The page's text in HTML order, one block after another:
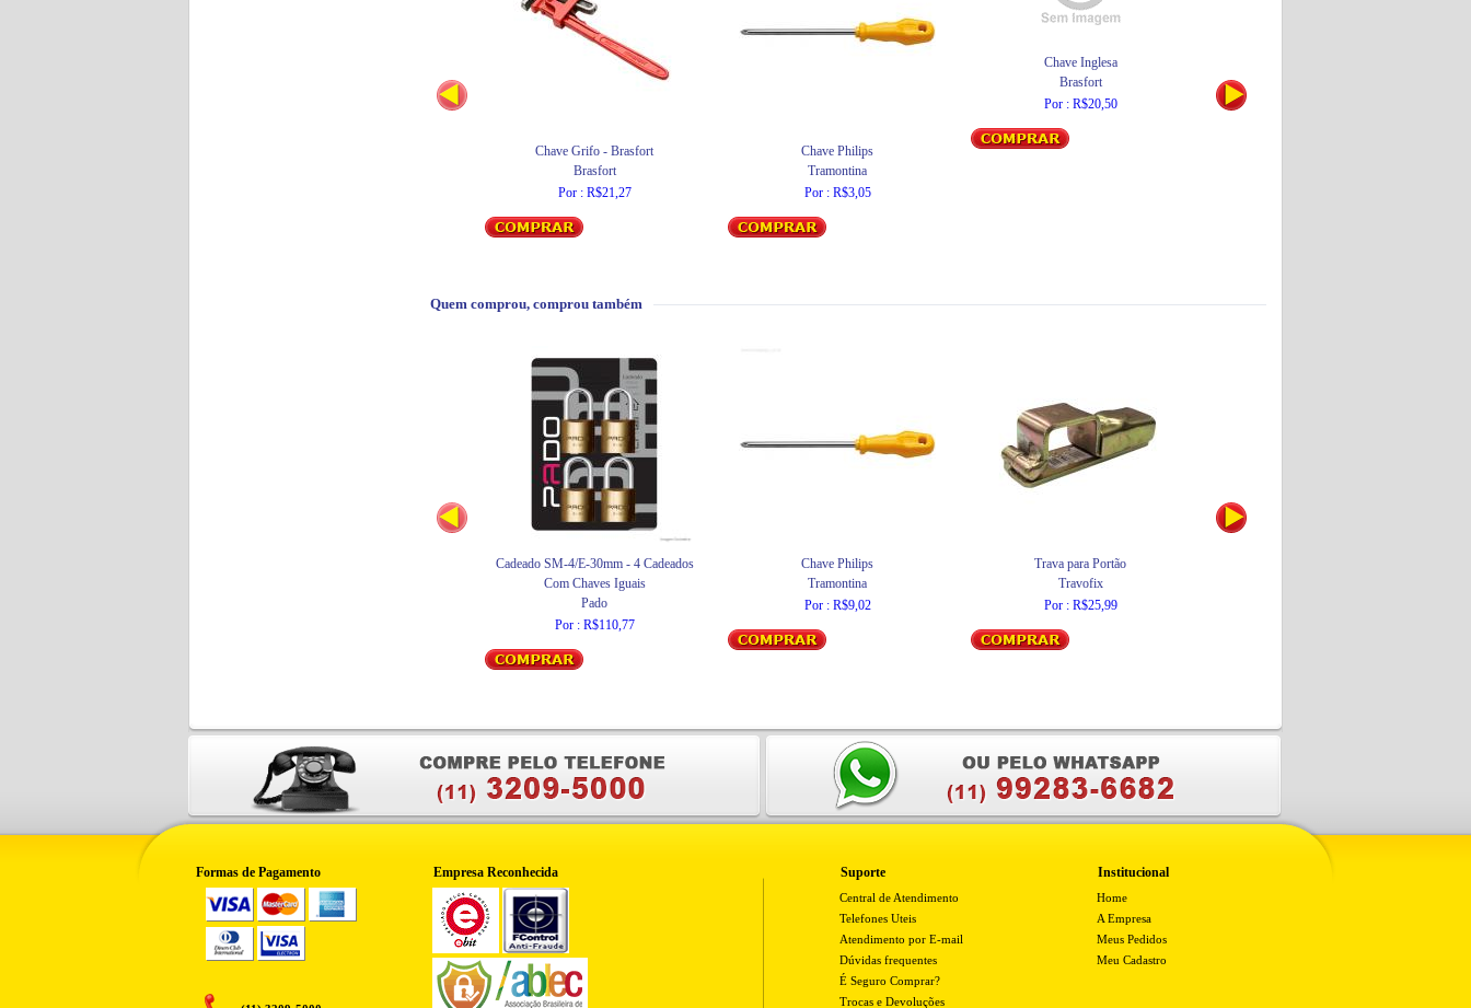
Chave Grifo - Brasfort
Brasfort
Por : R$21,27
Chave Philips
Tramontina
Por : R$3,05
Chave Inglesa
Brasfort
Por : R$20,50
Quem comprou, comprou também
Cadeado SM-4/E-30mm - 4 Cadeados
Com Chaves Iguais
Pado
Por : R$110,77
Chave Philips
Tramontina
Por : R$9,02
Trava para Portão
Travofix
Por : R$25,99
Formas de Pagamento Empresa Reconhecida Suporte
Central de Atendimento
Telefones Uteis
Atendimento por E-mail
Dúvidas frequentes
É Seguro Comprar?
Trocas e Devoluções
Institucional
Home
A Empresa
Meus Pedidos
Meu Cadastro